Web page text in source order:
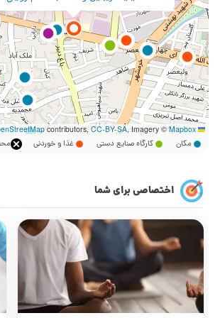
Leaflet
contributors,CC-BY-SA, Imagery ©Mapbox
مکان کارگاه صنایع دستی غذا و خوردنی
اختصاصی برای شما